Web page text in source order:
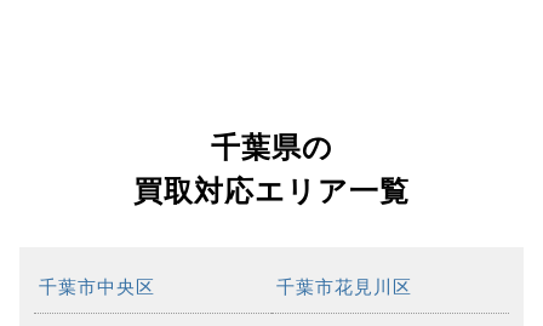
千葉県の
買取対応エリア一覧
千葉市中央区 千葉市花見川区